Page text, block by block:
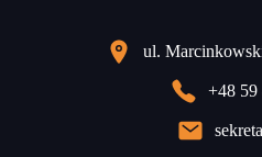
ul.
+48 59